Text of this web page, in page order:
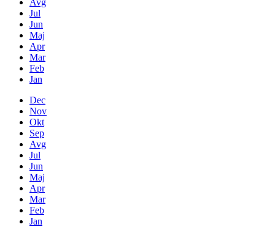
Jul
Jun
Maj
Apr
Mar
Feb
Jan
Dec
Nov
Okt
Sep
Avg
Jul
Jun
Maj
Apr
Mar
Feb
Jan